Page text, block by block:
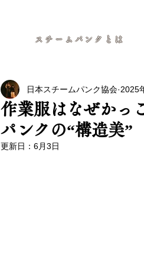
スチームパンクとは
作業服はなぜかっ
パンクの“構造美”
日本スチームパンク協会 2025
更新日： 6月3日